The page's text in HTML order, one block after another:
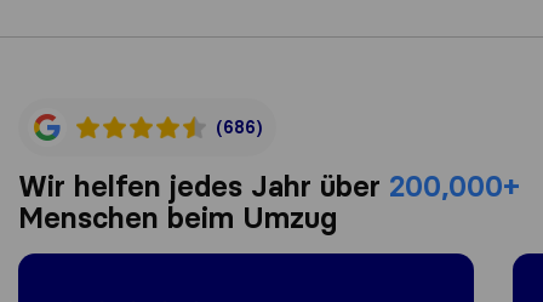
(686)
Wir helfen jedes Jahr über 200,000+
Menschen beim Umzug